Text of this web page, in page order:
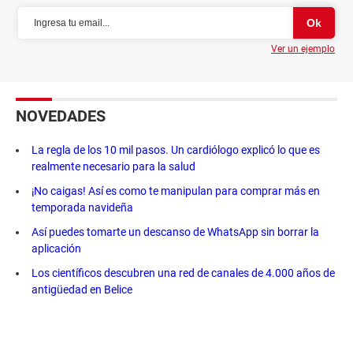
Ver un ejemplo
NOVEDADES
La regla de los 10 mil pasos. Un cardiólogo explicó lo que es
realmente necesario para la salud
¡No caigas! Así es como te manipulan para comprar más en
temporada navideña
Así puedes tomarte un descanso de WhatsApp sin borrar la
aplicación
Los científicos descubren una red de canales de 4.000 años de
antigüedad en Belice